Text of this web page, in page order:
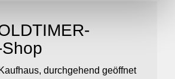
durchgehend geöffnet